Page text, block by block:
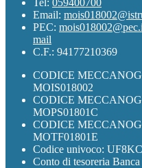
Tel: 059400700
Email:
PEC:
mail
C.F.: 94177210369
CODICE
MOIS018002
CODICE
MOPS01801C
CODICE
MOTF01801E
Codice univoco:
Conto di tesoreria